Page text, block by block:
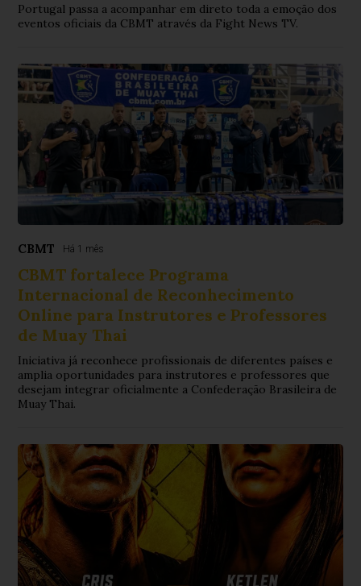
Portugal passa a acompanhar em direto toda a emoção dos
eventos oficiais da CBMT através da Fight News TV.
CBMT Há 1 mês
CBMT fortalece Programa
Internacional de Reconhecimento
Online para Instrutores e Professores
de Muay Thai
Iniciativa já reconhece profissionais de diferentes países e
amplia oportunidades para instrutores e professores que
desejam integrar oficialmente a Confederação Brasileira de
Muay Thai.